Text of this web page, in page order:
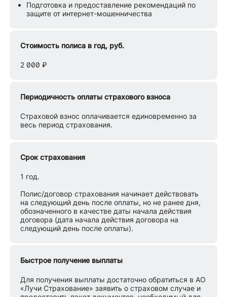
Подготовка и предоставление рекомендаций по
защите от интернет-мошенничества
Стоимость полиса в год, руб.
2 000 ₽
Периодичность оплаты страхового взноса
Страховой взнос оплачивается единовременно за
весь период страхования.
Срок страхования
1 год.
Полис/договор страхования начинает действовать
на следующий день после оплаты, но не ранее дня,
обозначенного в качестве даты начала действия
договора (дата начала действия договора на
следующий день после оплаты).
Быстрое получение выплаты
Для получения выплаты достаточно обратиться в АО
«Лучи Страхование» заявить о страховом случае и